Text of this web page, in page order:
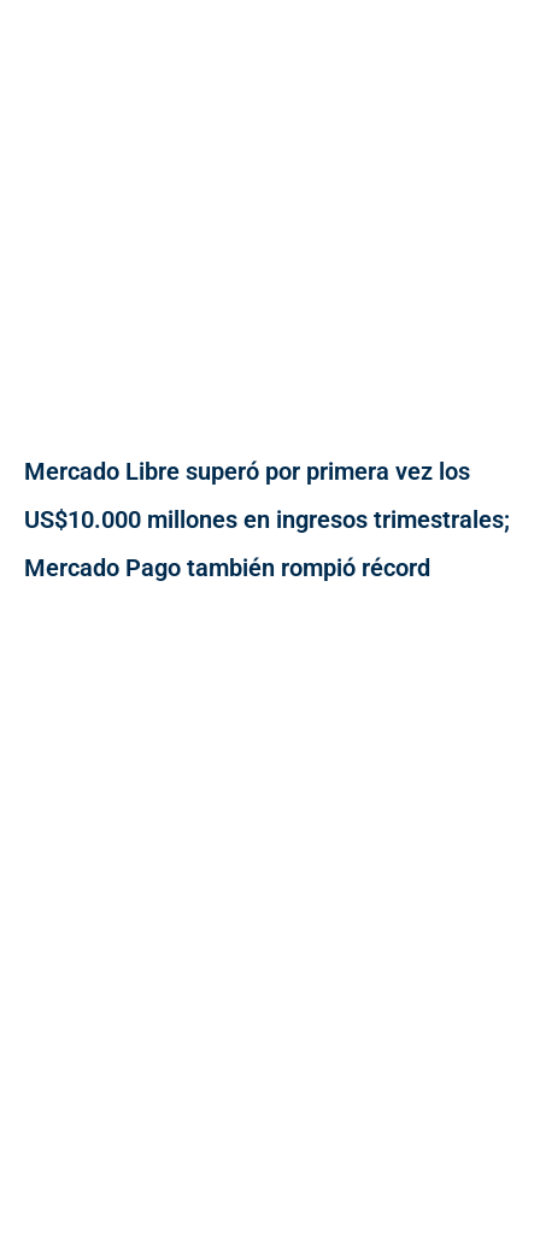
Mercado Libre superó por primera vez los
US$10.000 millones en ingresos trimestrales;
Mercado Pago también rompió récord